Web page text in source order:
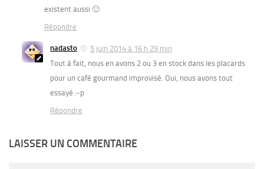
existent aussi 🙂
Répondre
nadasto
5 juin 2014 à 16 h 29 min
Tout à fait, nous en avons 2 ou 3 en stock dans les placards
pour un café gourmand improvisé. Oui, nous avons tout
essayé :-p
Répondre
LAISSER UN COMMENTAIRE